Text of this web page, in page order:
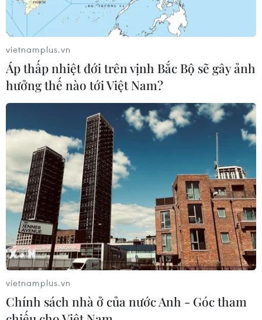
vietnamplus.vn
Áp thấp nhiệt đới trên vịnh Bắc Bộ sẽ gây ảnh
hưởng thế nào tới Việt Nam?
vietnamplus.vn
Chính sách nhà ở của nước Anh - Góc tham